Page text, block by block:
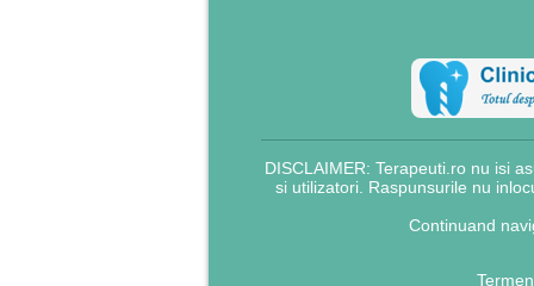
DISCLAIMER: Terapeuti.ro nu isi
si utilizatori. Raspunsurile nu
Continuand